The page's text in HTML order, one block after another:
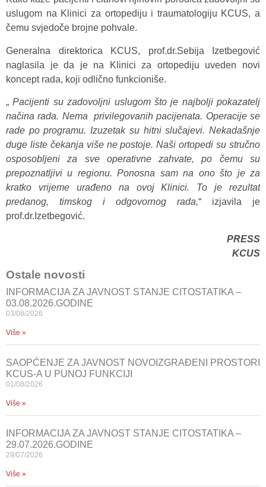
uslugom na Klinici za ortopediju i traumatologiju KCUS, a
čemu svjedoče brojne pohvale.
Generalna direktorica KCUS, prof.dr.Sebija Izetbegović
naglasila je da je na Klinici za ortopediju uveden novi
koncept rada, koji odlično funkcioniše.
„Pacijenti su zadovoljni uslugom što je najbolji pokazatelj
načina rada. Nema privilegovanih pacijenata. Operacije se
rade po programu. Izuzetak su hitni slučajevi. Nekadašnje
duge liste čekanja više ne postoje.Naši ortopedi su stručno
osposobljeni za sve operativne zahvate, po čemu su
prepoznatljivi u regionu. Ponosna sam na ono što je za
kratko vrijeme urađeno na ovoj Klinici. To je rezultat
predanog, timskog i odgovornog rada,“ izjavila je
prof.dr.Izetbegović.
PRESS
KCUS
Ostale novosti
INFORMACIJA ZA JAVNOST STANJE CITOSTATIKA –
03.08.2026.GODINE
03/08/2026
Više »
SAOPĆENJE ZA JAVNOST NOVOIZGRAĐENI PROSTORI
KCUS-A U PUNOJ FUNKCIJI
01/08/2026
Više »
INFORMACIJA ZA JAVNOST STANJE CITOSTATIKA –
29.07.2026.GODINE
29/07/2026
Više »